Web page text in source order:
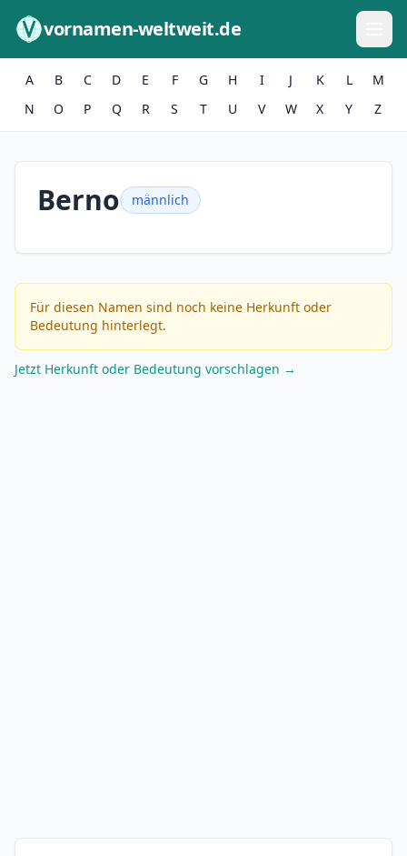
vornamen-weltweit.de
A B C D E F G H I J K L
M
N
O P Q R S T U V W X Y Z
Berno männlich
Für diesen Namen sind noch keine Herkunft oder
Bedeutung hinterlegt.
Jetzt Herkunft oder Bedeutung vorschlagen →